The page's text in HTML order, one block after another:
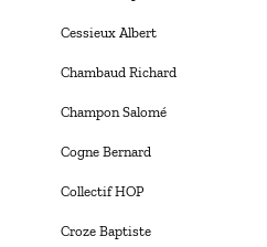
Cessieux Albert
Chambaud Richard
Champon Salomé
Cogne Bernard
Collectif HOP
Croze Baptiste